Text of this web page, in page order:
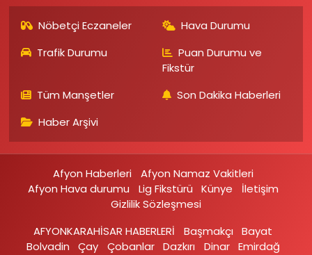
Nöbetçi Eczaneler
Hava Durumu
Trafik Durumu
Puan Durumu ve
Fikstür
Tüm Manşetler
Son Dakika Haberleri
Haber Arşivi
Afyon Haberleri
Afyon Namaz Vakitleri
Afyon Hava durumu
Lig Fikstürü Künye
İletişim
Gizlilik Sözleşmesi
AFYONKARAHİSAR HABERLERİ
Başmakçı
Bayat
Bolvadin
Çay Çobanlar Dazkırı Dinar Emirdağ‎